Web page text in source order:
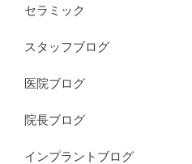
セラミック
スタッフブログ
医院ブログ
院長ブログ
インプラントブログ